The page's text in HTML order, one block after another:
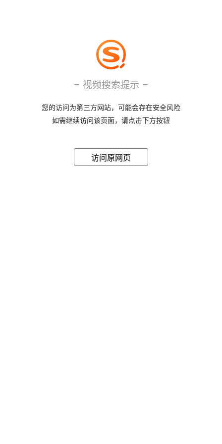
视频搜索提示
您的访问为第三方网站，可能会存在安全风险
如需继续访问该页面，请点击下方按钮
访问原网页